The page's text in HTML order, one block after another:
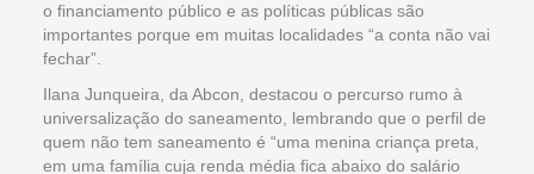
o financiamento público e as políticas públicas são
importantes porque em muitas localidades “a conta não vai
fechar”.
Ilana Junqueira, da Abcon, destacou o percurso rumo à
universalização do saneamento, lembrando que o perfil de
quem não tem saneamento é “uma menina criança preta,
em uma família cuja renda média fica abaixo do salário